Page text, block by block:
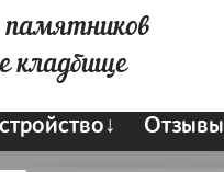
памятников
кладбище
Отзывы